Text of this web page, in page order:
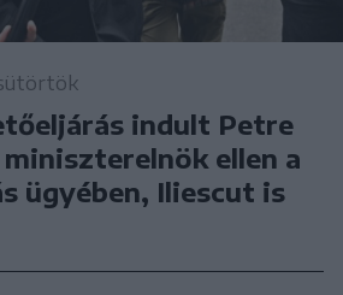
indult Petre
ellen a
ügyében, Iliescut is